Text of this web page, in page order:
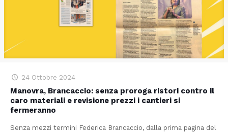
24 Ottobre 2024
Manovra, Brancaccio: senza proroga ristori contro il
caro materiali e revisione prezzi i cantieri si
fermeranno
Senza mezzi termini Federica Brancaccio, dalla prima pagina del